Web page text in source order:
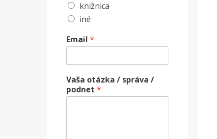
knižnica
iné
Email *
Vaša otázka / správa /
podnet *